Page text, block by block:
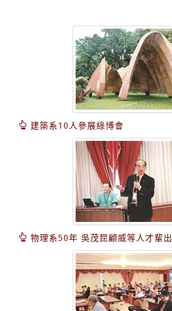
建築系10人參展綠博會
物理系50年 吳茂昆顧威等人才輩出